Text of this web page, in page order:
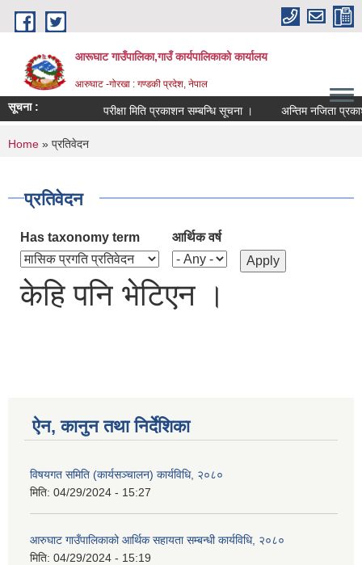
Skip to main content
आरूघाट गाउँपालिका,गाउँ कार्यपालिकाको कार्यालय
आरुघाट -गोरखा : गण्डकी प्रदेश, नेपाल
सूचना : परीक्षा मिति प्रकाशन सम्बन्धि सूचना । अन्तिम नजिता प्रकाशन
You are here
Home » प्रतिवेदन
प्रतिवेदन
Has taxonomy term आर्थिक वर्ष
केहि पनि भेटिएन ।
ऐन, कानुन तथा निर्देशिका
विषयगत समिति (कार्यसञ्चालन) कार्यविधि, २०८०
मिति: 04/29/2024 - 15:27
आरुघाट गाउँपालिकाको आर्थिक सहायता सम्बन्धी कार्यविधि, २०८०
मिति: 04/29/2024 - 15:19